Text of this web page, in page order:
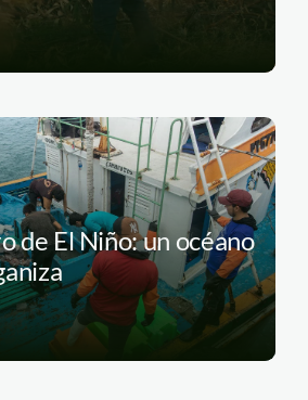
de El Niño: un océano